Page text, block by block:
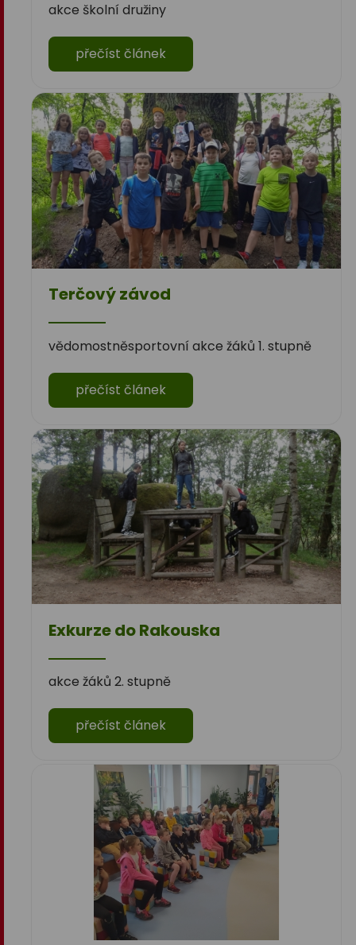
akce školní družiny
přečíst článek
Terčový závod
vědomostněsportovní akce žáků 1. stupně
přečíst článek
Exkurze do Rakouska
akce žáků 2. stupně
přečíst článek